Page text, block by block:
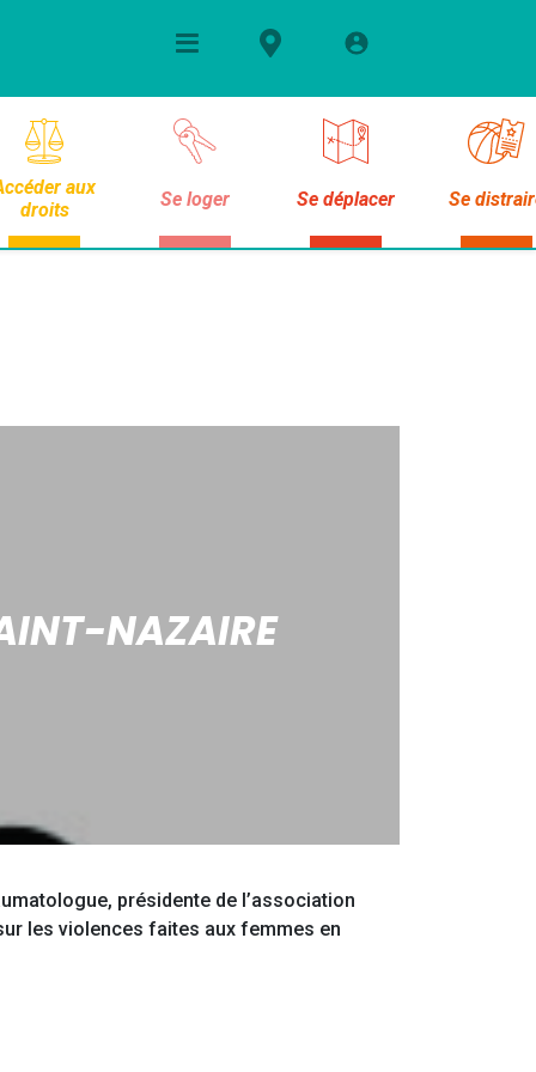
aux
droits
Se loger Se déplacer Se
NAZAIRE
présidente de l’association
les violences faites aux femmes en